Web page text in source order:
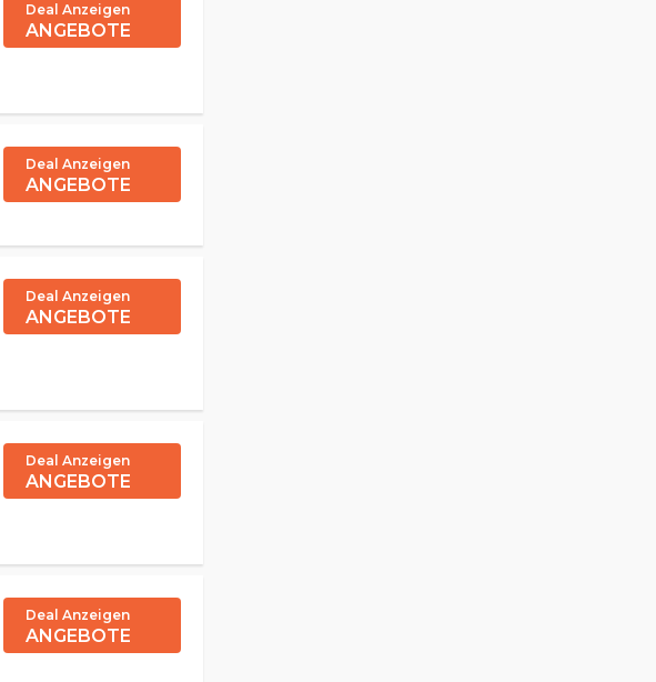
Deal Anzeigen
ANGEBOTE
Deal Anzeigen
ANGEBOTE
Deal Anzeigen
ANGEBOTE
Deal Anzeigen
ANGEBOTE
Deal Anzeigen
ANGEBOTE